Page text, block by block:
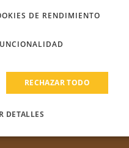
Login
DE RENDIMIENTO
RECHAZAR TODO
DETALLES